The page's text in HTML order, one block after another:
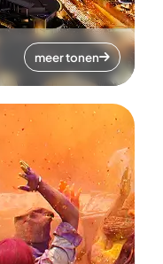
meer tonen